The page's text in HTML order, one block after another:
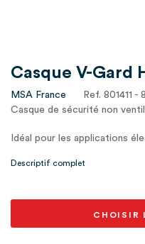
Casque V-Gard
MSA France
Ref. 801411 -
Casque de sécurité non
Idéal pour les applications
Descriptif complet
CHOISIR